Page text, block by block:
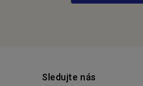
Sledujte nás